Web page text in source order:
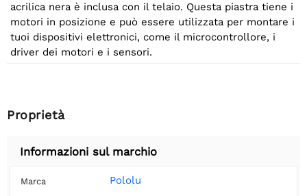
acrilica nera è inclusa con il telaio. Questa piastra tiene i
motori in posizione e può essere utilizzata per montare i
tuoi dispositivi elettronici, come il microcontrollore, i
driver dei motori e i sensori.
Proprietà
Informazioni sul marchio
Marca Pololu